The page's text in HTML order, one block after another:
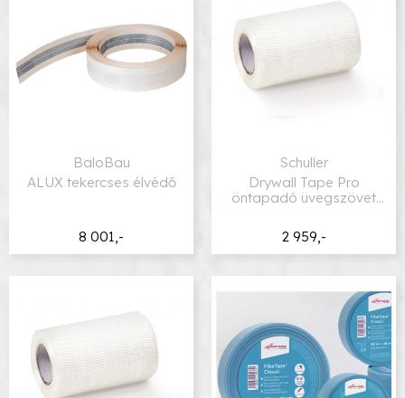
8 001,-
BaloBau
ALUX tekercses élvédő
2 959,-
Schuller
Drywall Tape Pro
öntapadó üvegszövet